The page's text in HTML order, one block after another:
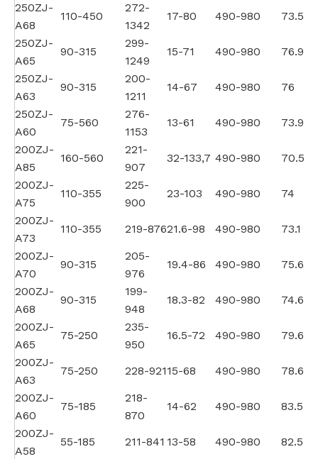
250ZJ-
A68
110-450
272-
1342
17-80 490-980
73.5
250ZJ-
A65
90-315
299-
1249
15-71 490-980
76.9
250ZJ-
A63
90-315
200-
1211
14-67 490-980
76
250ZJ-
A60
75-560
276-
1153
13-61 490-980
73.9
200ZJ-
A85
160-560
221-
907
32-133,7 490-980
70.5
200ZJ-
A75
110-355
225-
900
23-103 490-980
74
200ZJ-
A73
110-355 219-87621.6-98 490-980
73.1
200ZJ-
A70
90-315
205-
976
19.4-86 490-980
75.6
200ZJ-
A68
90-315
199-
948
18.3-82 490-980
74.6
200ZJ-
A65
75-250
235-
950
16.5-72 490-980
79.6
200ZJ-
A63
75-250 228-92115-68 490-980
78.6
200ZJ-
A60
75-185
218-
870
14-62 490-980
83.5
200ZJ-
A58
55-185 211-841 13-58 490-980
82.5